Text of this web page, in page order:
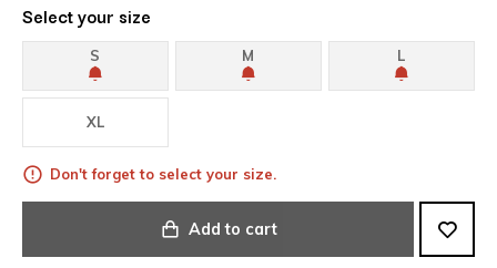
Select your size
S M L
XL
Don't forget to select your size.
Add to cart